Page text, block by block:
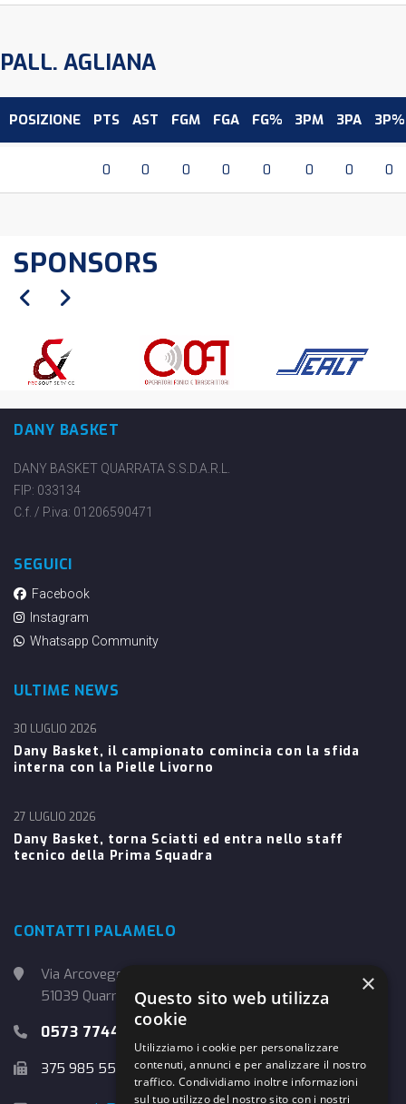
PALL. AGLIANA
POSIZIONE PTS AST FGM FGA FG% 3PM 3PA 3P%
0 0 0 0 0 0 0 0
SPONSORS
DANY BASKET
DANY BASKET QUARRATA S.S.D.A.R.L.
FIP: 033134
C.f. / P.iva: 01206590471
SEGUICI
Facebook
Instagram
Whatsapp Community
ULTIME NEWS
Dany Basket, il campionato comincia con la sfida
interna con la Pielle Livorno
30 LUGLIO 2026
Dany Basket, torna Sciatti ed entra nello staff
tecnico della Prima Squadra
27 LUGLIO 2026
CONTATTI PALAMELO
Via Arcoveggio, 4
51039 Quarrata (PT)
0573 774457
375 985 5526
×
Questo sito web utilizza
cookie
Utilizziamo i cookie per personalizzare
contenuti, annunci e per analizzare il nostro
traffico. Condividiamo inoltre informazioni
sul tuo utilizzo del nostro sito con i nostri